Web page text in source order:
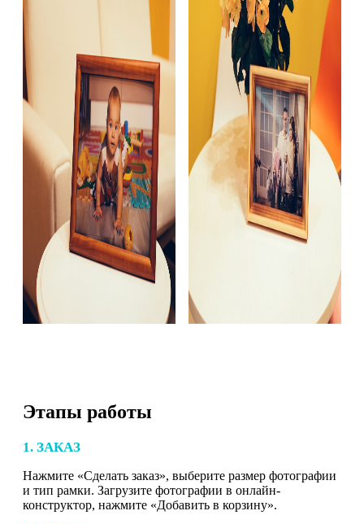
Этапы работы
1. ЗАКАЗ
Нажмите «Сделать заказ», выберите размер фотографии
и тип рамки. Загрузите фотографии в онлайн-
конструктор, нажмите «Добавить в корзину».